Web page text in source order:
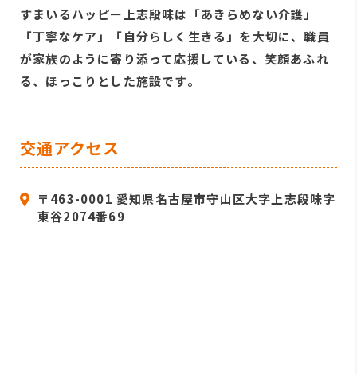
すまいるハッピー上志段味は「あきらめない介護」
「丁寧なケア」「自分らしく生きる」を大切に、職員
が家族のように寄り添って応援している、笑顔あふれ
る、ほっこりとした施設です。
交通アクセス
〒463-0001 愛知県名古屋市守山区大字上志段味字
東谷2074番69